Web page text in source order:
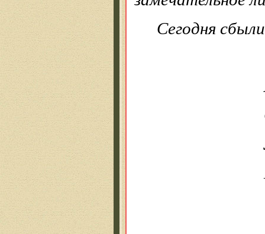
Сегодня